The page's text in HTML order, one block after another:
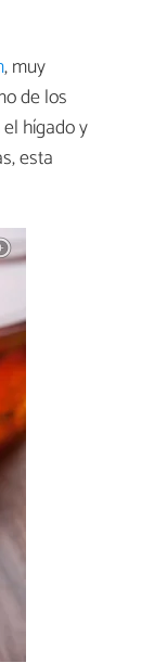
, muy
de los
hígado y
esta